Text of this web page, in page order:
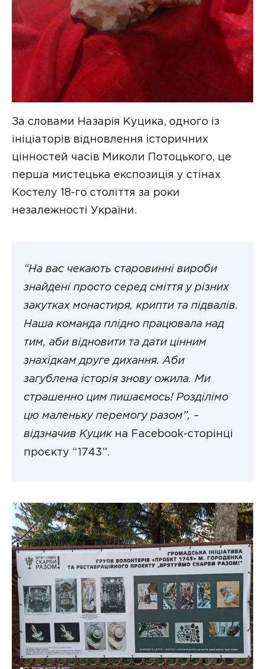
За словами Назарія Куцика, одного із
ініціаторів відновлення історичних
цінностей часів Миколи Потоцького, це
перша мистецька експозиція у стінах
Костелу 18-го століття за роки
незалежності України.
“На вас чекають старовинні вироби
знайдені просто серед сміття у різних
закутках монастиря, крипти та підвалів.
Наша команда плідно працювала над
тим, аби відновити та дати цінним
знахідкам друге дихання. Аби
загублена історія знову ожила. Ми
страшенно цим пишаємось! Розділімо
цю маленьку перемогу разом”, –
відзначив Куцик на Facebook-сторінці
проєкту “1743”.